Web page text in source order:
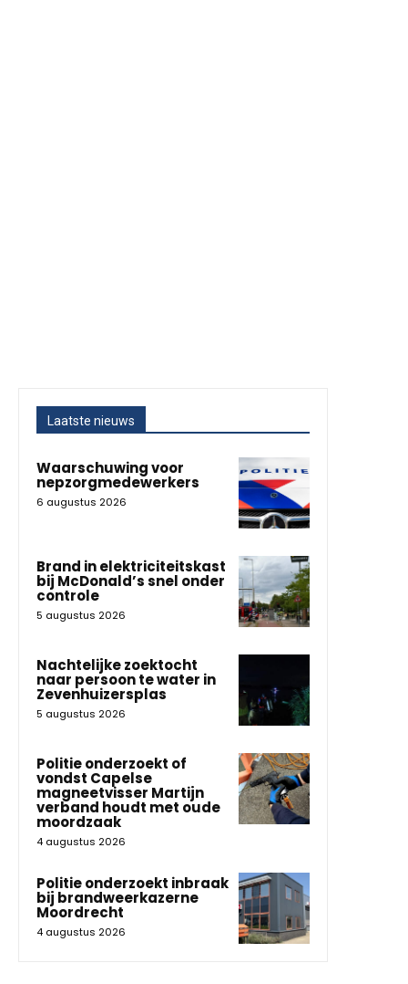
Laatste nieuws
Waarschuwing voor
nepzorgmedewerkers
6 augustus 2026
Brand in elektriciteitskast
bij McDonald’s snel onder
controle
5 augustus 2026
Nachtelijke zoektocht
naar persoon te water in
Zevenhuizersplas
5 augustus 2026
Politie onderzoekt of
vondst Capelse
magneetvisser Martijn
verband houdt met oude
moordzaak
4 augustus 2026
Politie onderzoekt inbraak
bij brandweerkazerne
Moordrecht
4 augustus 2026